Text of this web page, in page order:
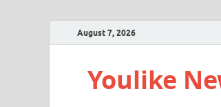
August 7, 2026
Youlike